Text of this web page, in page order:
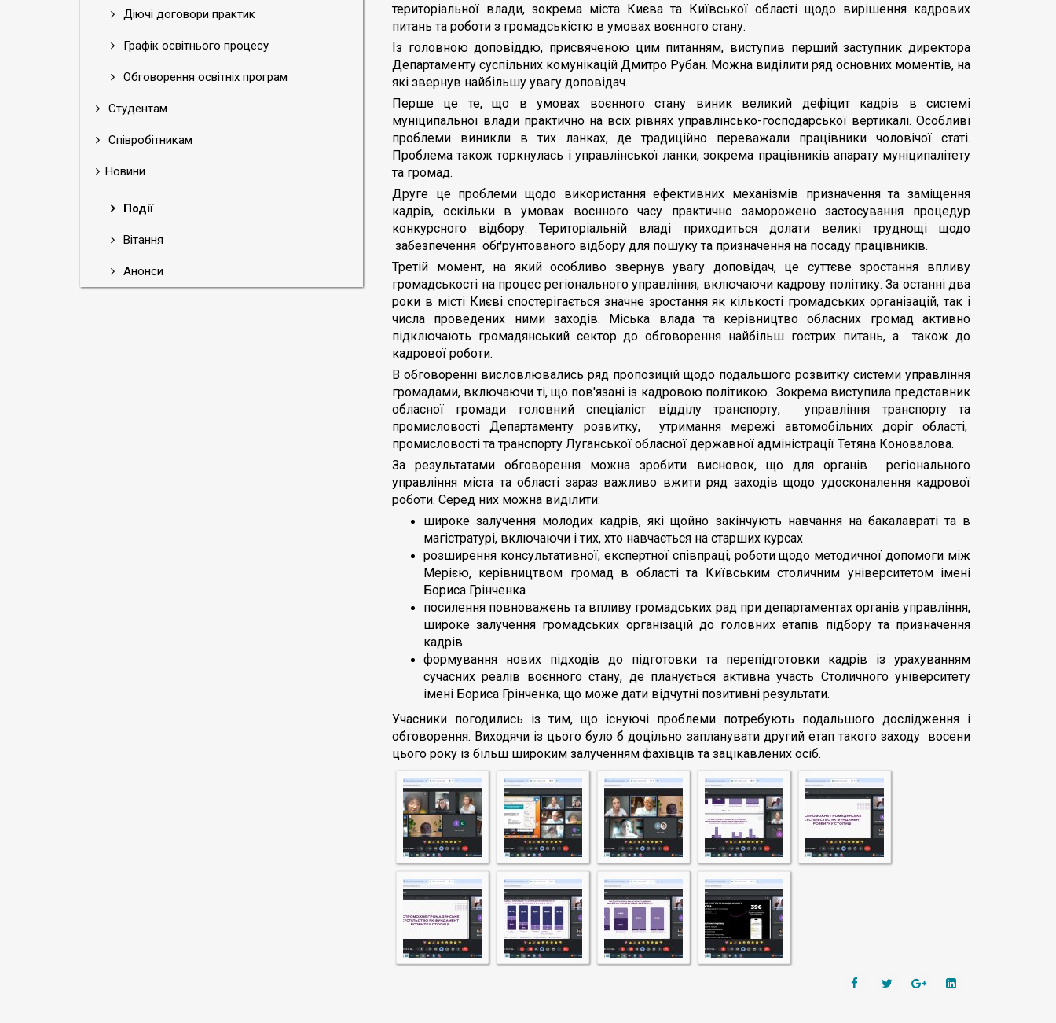
Діючі договори практик
Графік освітнього процесу
Обговорення освітніх програм
Студентам
Співробітникам
Новини
Події
Вітання
Анонси
територіальної влади, зокрема міста Києва та Київської області щодо вирішення кадрових
питань та роботи з громадськістю в умовах воєнного стану.
Із головною доповіддю, присвяченою цим питанням, виступив перший заступник директора
Департаменту суспільних комунікацій Дмитро Рубан. Можна виділити ряд основних моментів, на
які звернув найбільшу увагу доповідач.
Перше це те, що в умовах воєнного стану виник великий дефіцит кадрів в системі
муніципальної влади практично на всіх рівнях управлінсько-господарської вертикалі. Особливі
проблеми виникли в тих ланках, де традиційно переважали працівники чоловічої статі.
Проблема також торкнулась і управлінської ланки, зокрема працівників апарату муніципалітету
та громад.
Друге це проблеми щодо використання ефективних механізмів призначення та заміщення
кадрів, оскільки в умовах воєнного часу практично заморожено застосування процедур
конкурсного відбору. Територіальній владі приходиться долати великі труднощі щодо
забезпечення обґрунтованого відбору для пошуку та призначення на посаду працівників.
Третій момент, на який особливо звернув увагу доповідач, це суттєве зростання впливу
громадськості на процес регіонального управління, включаючи кадрову політику. За останні два
роки в місті Києві спостерігається значне зростання як кількості громадських організацій, так і
числа проведених ними заходів. Міська влада та керівництво обласних громад активно
підключають громадянський сектор до обговорення найбільш гострих питань, а також до
кадрової роботи.
В обговоренні висловлювались ряд пропозицій щодо подальшого розвитку системи управління
громадами, включаючи ті, що пов'язані із кадровою політикою. Зокрема виступила представник
обласної громади головний спеціаліст відділу транспорту, управління транспорту та
промисловості Департаменту розвитку, утримання мережі автомобільних доріг області,
промисловості та транспорту Луганської обласної державної адміністрації Тетяна Коновалова.
За результатами обговорення можна зробити висновок, що для органів регіонального
управління міста та області зараз важливо вжити ряд заходів щодо удосконалення кадрової
роботи. Серед них можна виділити:
широке залучення молодих кадрів, які щойно закінчують навчання на бакалавраті та в
магістратурі, включаючи і тих, хто навчається на старших курсах
розширення консультативної, експертної співпраці, роботи щодо методичної допомоги між
Мерією, керівництвом громад в області та Київським столичним університетом імені
Бориса Грінченка
посилення повноважень та впливу громадських рад при департаментах органів управління,
широке залучення громадських організацій до головних етапів підбору та призначення
кадрів
формування нових підходів до підготовки та перепідготовки кадрів із урахуванням
сучасних реалів воєнного стану, де планується активна участь Столичного університету
імені Бориса Грінченка, що може дати відчутні позитивні результати.
Учасники погодились із тим, що існуючі проблеми потребують подальшого дослідження і
обговорення. Виходячи із цього було б доцільно запланувати другий етап такого заходу восени
цього року із більш широким залученням фахівців та зацікавлених осіб.